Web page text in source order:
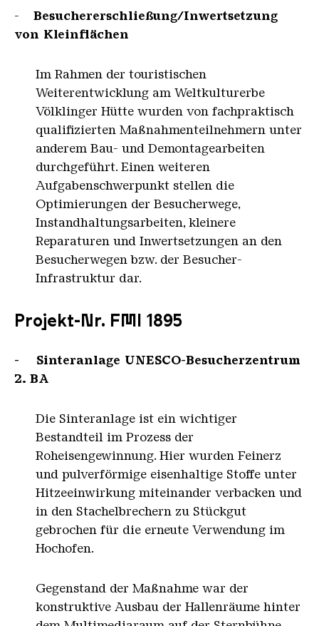
- Besuchererschließung/Inwertsetzung
von Kleinflächen
Im Rahmen der touristischen
Weiterentwicklung am Weltkulturerbe
Völklinger Hütte wurden von fachpraktisch
qualifizierten Maßnahmenteilnehmern unter
anderem Bau- und Demontagearbeiten
durchgeführt. Einen weiteren
Aufgabenschwerpunkt stellen die
Optimierungen der Besucherwege,
Instandhaltungsarbeiten, kleinere
Reparaturen und Inwertsetzungen an den
Besucherwegen bzw. der Besucher-
Infrastruktur dar.
Projekt-Nr. FMI 1895
- Sinteranlage UNESCO-Besucherzentrum
2. BA
Die Sinteranlage ist ein wichtiger
Bestandteil im Prozess der
Roheisengewinnung. Hier wurden Feinerz
und pulverförmige eisenhaltige Stoffe unter
Hitzeeinwirkung miteinander verbacken und
in den Stachelbrechern zu Stückgut
gebrochen für die erneute Verwendung im
Hochofen.
Gegenstand der Maßnahme war der
konstruktive Ausbau der Hallenräume hinter